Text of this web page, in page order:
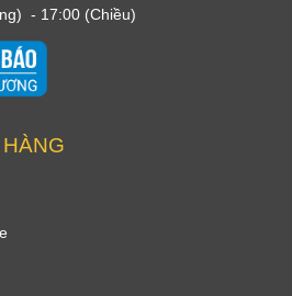
- 17:00 (Chiều)